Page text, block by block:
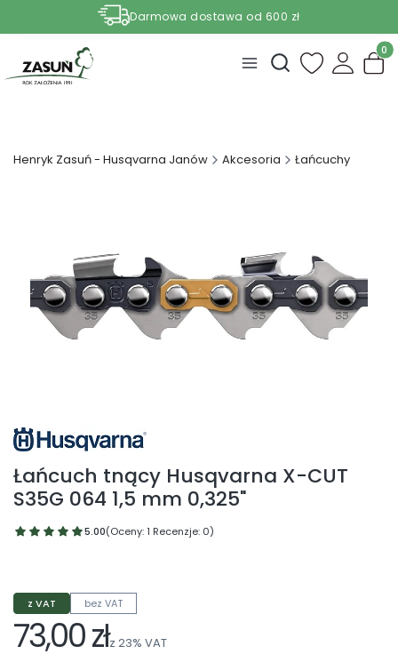
Darmowa dostawa od 600 zł
zobacz
Otwórz
Henryk Zasuń - Husqvarna Janów Akcesoria Łańcuchy
Łańcuch tnący Husqvarna X-CUT
S35G 064 1,5 mm 0,325"
5.00(Oceny: 1 Recenzje: 0)
z VAT bez VAT
73,00 złz 23% VAT